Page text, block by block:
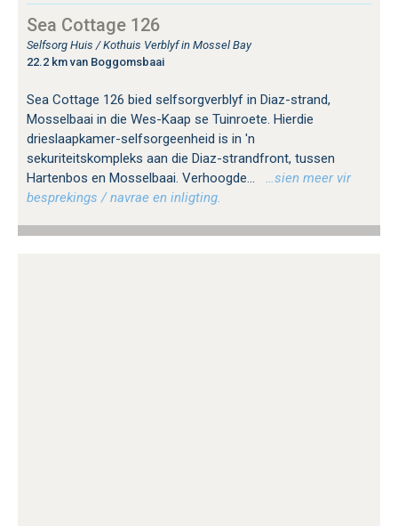
Sea Cottage 126
Selfsorg Huis / Kothuis Verblyf in Mossel Bay
22.2 km van Boggomsbaai
Sea Cottage 126 bied selfsorgverblyf in Diaz-strand,
Mosselbaai in die Wes-Kaap se Tuinroete. Hierdie
drieslaapkamer-selfsorgeenheid is in 'n
sekuriteitskompleks aan die Diaz-strandfront, tussen
Hartenbos en Mosselbaai. Verhoogde...
…sien meer vir
besprekings / navrae en inligting.